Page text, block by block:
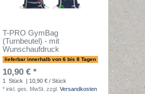
T-PRO GymBag
(Turnbeutel) - mit
Wunschaufdruck
lieferbar innerhalb von 6 bis 8 Tagen
10,90 € *
1 Stück
| 10,90 € / Stück
* inkl. ges. MwSt. zzgl. Versandkosten